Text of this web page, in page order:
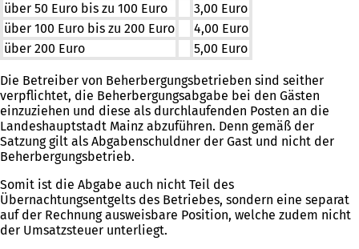
über 50 Euro bis zu 100 Euro
3,00 Euro
über 100 Euro bis zu 200 Euro
4,00 Euro
über 200 Euro
5,00 Euro
Die Betreiber von Beherbergungsbetrieben sind seither
verpflichtet, die Beherbergungsabgabe bei den Gästen
einzuziehen und diese als durchlaufenden Posten an die
Landeshauptstadt Mainz abzuführen. Denn gemäß der
Satzung gilt als Abgabenschuldner der Gast und nicht der
Beherbergungsbetrieb.
Somit ist die Abgabe auch nicht Teil des
Übernachtungsentgelts des Betriebes, sondern eine separat
auf der Rechnung ausweisbare Position, welche zudem nicht
der Umsatzsteuer unterliegt.